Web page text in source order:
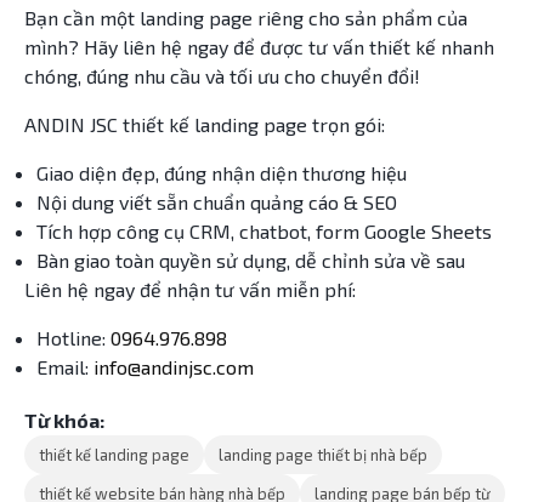
Bạn cần một landing page riêng cho sản phẩm của
mình? Hãy liên hệ ngay để được tư vấn thiết kế nhanh
chóng, đúng nhu cầu và tối ưu cho chuyển đổi!
ANDIN JSC thiết kế landing page trọn gói:
Giao diện đẹp, đúng nhận diện thương hiệu
Nội dung viết sẵn chuẩn quảng cáo & SEO
Tích hợp công cụ CRM, chatbot, form Google Sheets
Bàn giao toàn quyền sử dụng, dễ chỉnh sửa về sau
Liên hệ ngay để nhận tư vấn miễn phí:
Hotline: 0964.976.898
Email: info@andinjsc.com
Từ khóa:
thiết kế landing page
landing page thiết bị nhà bếp
thiết kế website bán hàng nhà bếp
landing page bán bếp từ